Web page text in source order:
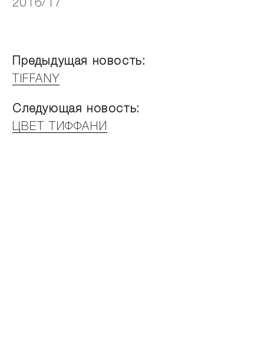
2016/17
Предыдущая новость:
TIFFANY
Следующая новость:
ЦВЕТ ТИФФАНИ